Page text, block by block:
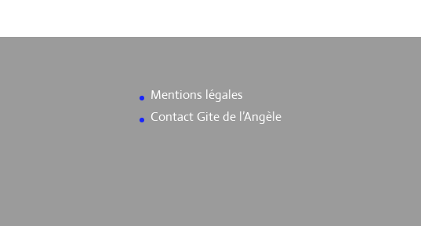
Mentions légales
Contact Gite de l’Angèle